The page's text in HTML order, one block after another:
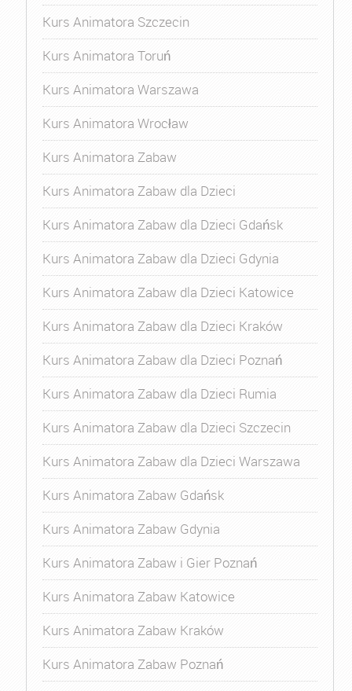
Kurs Animatora Szczecin
Kurs Animatora Toruń
Kurs Animatora Warszawa
Kurs Animatora Wrocław
Kurs Animatora Zabaw
Kurs Animatora Zabaw dla Dzieci
Kurs Animatora Zabaw dla Dzieci Gdańsk
Kurs Animatora Zabaw dla Dzieci Gdynia
Kurs Animatora Zabaw dla Dzieci Katowice
Kurs Animatora Zabaw dla Dzieci Kraków
Kurs Animatora Zabaw dla Dzieci Poznań
Kurs Animatora Zabaw dla Dzieci Rumia
Kurs Animatora Zabaw dla Dzieci Szczecin
Kurs Animatora Zabaw dla Dzieci Warszawa
Kurs Animatora Zabaw Gdańsk
Kurs Animatora Zabaw Gdynia
Kurs Animatora Zabaw i Gier Poznań
Kurs Animatora Zabaw Katowice
Kurs Animatora Zabaw Kraków
Kurs Animatora Zabaw Poznań